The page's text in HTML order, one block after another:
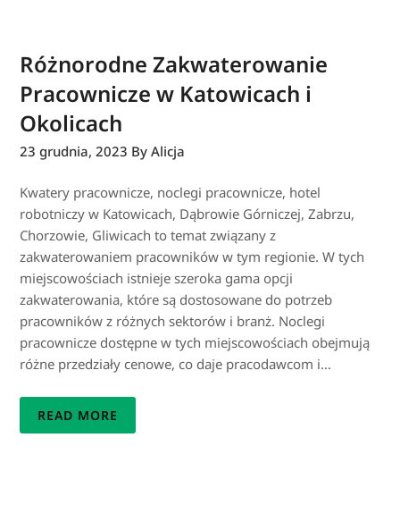
Różnorodne Zakwaterowanie
Pracownicze w Katowicach i
Okolicach
23 grudnia, 2023 By Alicja
Kwatery pracownicze, noclegi pracownicze, hotel
robotniczy w Katowicach, Dąbrowie Górniczej, Zabrzu,
Chorzowie, Gliwicach to temat związany z
zakwaterowaniem pracowników w tym regionie. W tych
miejscowościach istnieje szeroka gama opcji
zakwaterowania, które są dostosowane do potrzeb
pracowników z różnych sektorów i branż. Noclegi
pracownicze dostępne w tych miejscowościach obejmują
różne przedziały cenowe, co daje pracodawcom i…
READ MORE